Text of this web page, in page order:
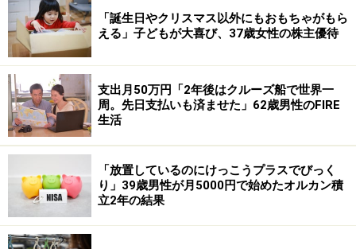
を控えたり、時間帯によって使う家電を分けたり、必要
のないコンセントはこまめに抜くなど」生活スタイルも
変化してきたと言います。
それでも「年金は基本的に大きく増えないため、支出だ
けが増えていく感覚があり、少しずつ余裕がなくなって
いる」感覚があるそう。
税金や社会保険料についても「正直なところ重い。収入
が限られている中で、固定的に引かれる支出があるた
め、手元に残る金額が少なくなり、生活に余裕を持ちに
くいと感じる」とあります。
「誕生日やクリスマス以外にもおもちゃがもら
える」子どもが大喜び、37歳女性の株主優待
支出月50万円「2年後はクルーズ船で世界一
周。先日支払いも済ませた」62歳男性のFIRE
生活
「放置しているのにけっこうプラスでびっく
り」39歳男性が月5000円で始めたオルカン積
立2年の結果